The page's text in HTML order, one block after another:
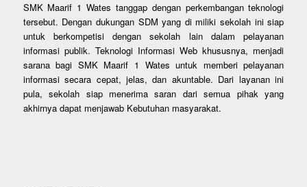
SMK Maarif 1 Wates tanggap dengan perkembangan teknologi
tersebut. Dengan dukungan SDM yang di miliki sekolah ini siap
untuk berkompetisi dengan sekolah lain dalam pelayanan
informasi publik. Teknologi Informasi Web khususnya, menjadi
sarana bagi SMK Maarif 1 Wates untuk memberi pelayanan
informasi secara cepat, jelas, dan akuntable. Dari layanan ini
pula, sekolah siap menerima saran dari semua pihak yang
akhirnya dapat menjawab Kebutuhan masyarakat.